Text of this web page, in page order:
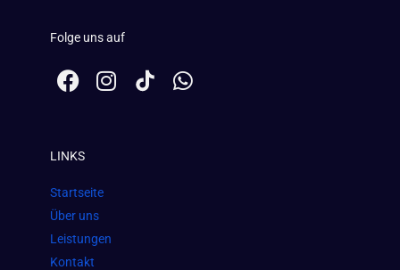
Folge uns auf
F
a
b
o
o
k
I
n
m
W
h
LINKS
Startseite
Über uns
Leistungen
Kontakt